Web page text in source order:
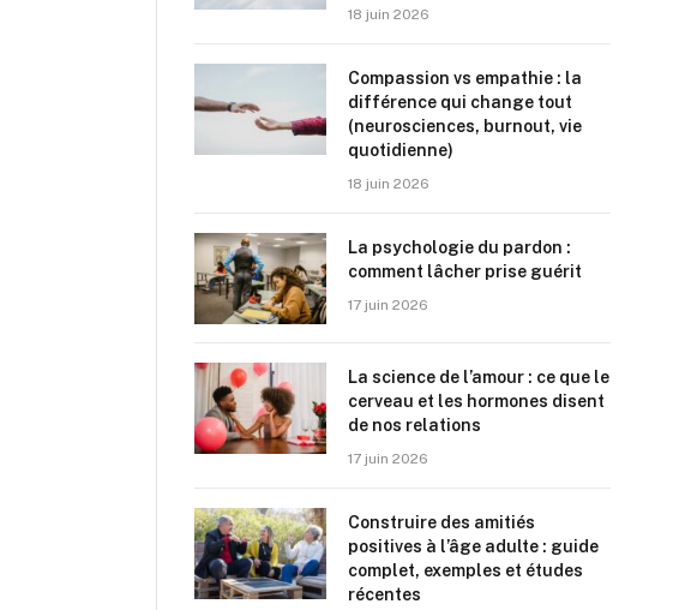
18 juin 2026
Compassion vs empathie : la
différence qui change tout
(neurosciences, burnout, vie
quotidienne)
18 juin 2026
La psychologie du pardon :
comment lâcher prise guérit
17 juin 2026
La science de l’amour : ce que le
cerveau et les hormones disent
de nos relations
17 juin 2026
Construire des amitiés
positives à l’âge adulte : guide
complet, exemples et études
récentes